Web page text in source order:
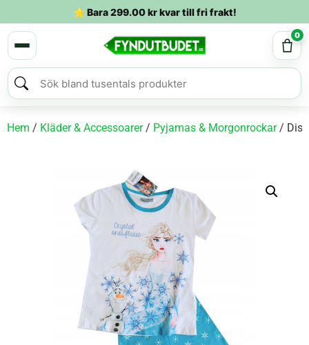
⭐ Bara299.00krkvar till fri frakt!
0
Hem / Kläder & Accessoarer/ Pyjamas & Morgonrockar/